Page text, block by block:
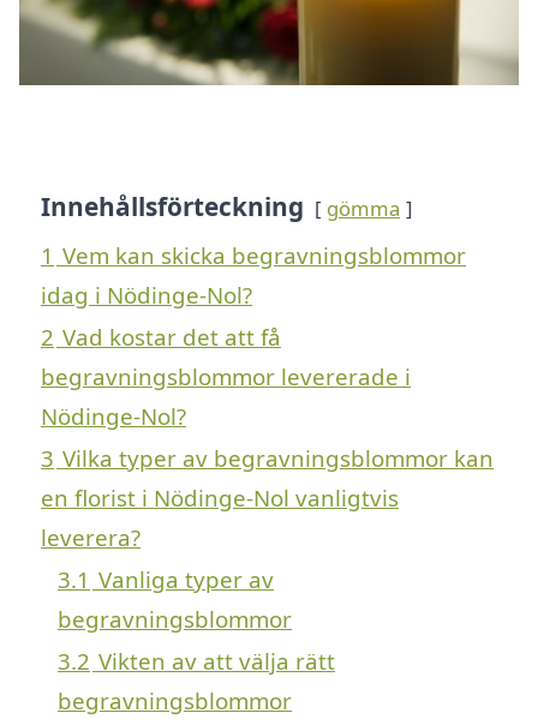
Innehållsförteckning gömma
1 Vem kan skicka begravningsblommor
idag i Nödinge-Nol?
2 Vad kostar det att få
begravningsblommor levererade i
Nödinge-Nol?
3 Vilka typer av begravningsblommor kan
en florist i Nödinge-Nol vanligtvis
leverera?
3.1 Vanliga typer av
begravningsblommor
3.2 Vikten av att välja rätt
begravningsblommor